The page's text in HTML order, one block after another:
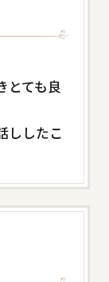
とても良
ししたこ